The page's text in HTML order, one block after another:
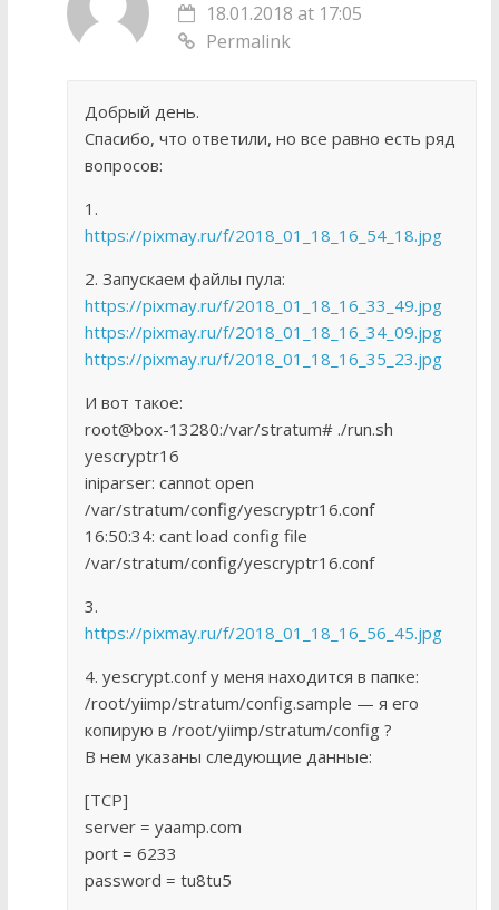
18.01.2018 at 17:05
Permalink
Добрый день.
Спасибо, что ответили, но все равно есть ряд
вопросов:
1.
https://pixmay.ru/f/2018_01_18_16_54_18.jpg
2. Запускаем файлы пула:
https://pixmay.ru/f/2018_01_18_16_33_49.jpg
https://pixmay.ru/f/2018_01_18_16_34_09.jpg
https://pixmay.ru/f/2018_01_18_16_35_23.jpg
И вот такое:
root@box-13280:/var/stratum# ./run.sh
yescryptr16
iniparser: cannot open
/var/stratum/config/yescryptr16.conf
16:50:34: cant load config file
/var/stratum/config/yescryptr16.conf
3.
https://pixmay.ru/f/2018_01_18_16_56_45.jpg
4. yescrypt.conf у меня находится в папке:
/root/yiimp/stratum/config.sample — я его
копирую в /root/yiimp/stratum/config ?
В нем указаны следующие данные:
[TCP]
server = yaamp.com
port = 6233
password = tu8tu5